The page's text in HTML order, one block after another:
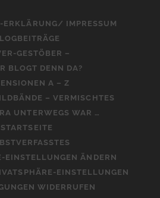
ERKLÄRUNG/ IMPRESSUM
GESTÖBER –
BLOGT DENN DA?
A – Z
– VERMISCHTES
UNTERWEGS WAR …
STARTSEITE
EINSTELLUNGEN ÄNDERN
EINSTELLUNGEN
WIDERRUFEN